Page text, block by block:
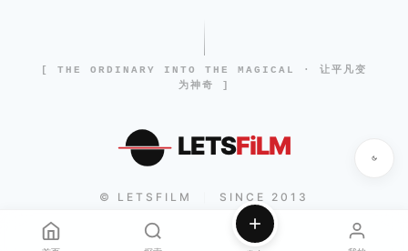
[ THE ORDINARY INTO THE MAGICAL · 让平凡变
为神奇 ]
LETSFiLM
© LETSFILM SINCE 2013